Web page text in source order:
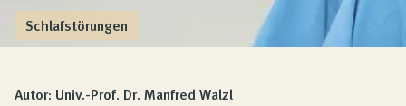
Produkte
Qualität und Garantie
Schlafstörungen
Autor: Univ.-Prof. Dr. Manfred Walzl